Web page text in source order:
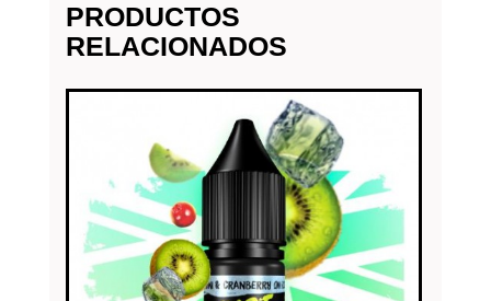
PRODUCTOS
RELACIONADOS